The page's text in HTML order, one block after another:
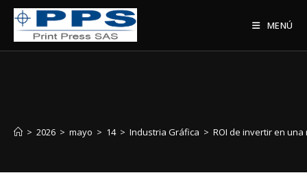
MENÚ
> 2026 > mayo > 14 > Industria Gráfica > ROI de invertir en